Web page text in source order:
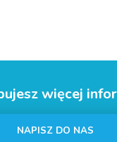
więcej
NAPISZ DO NAS